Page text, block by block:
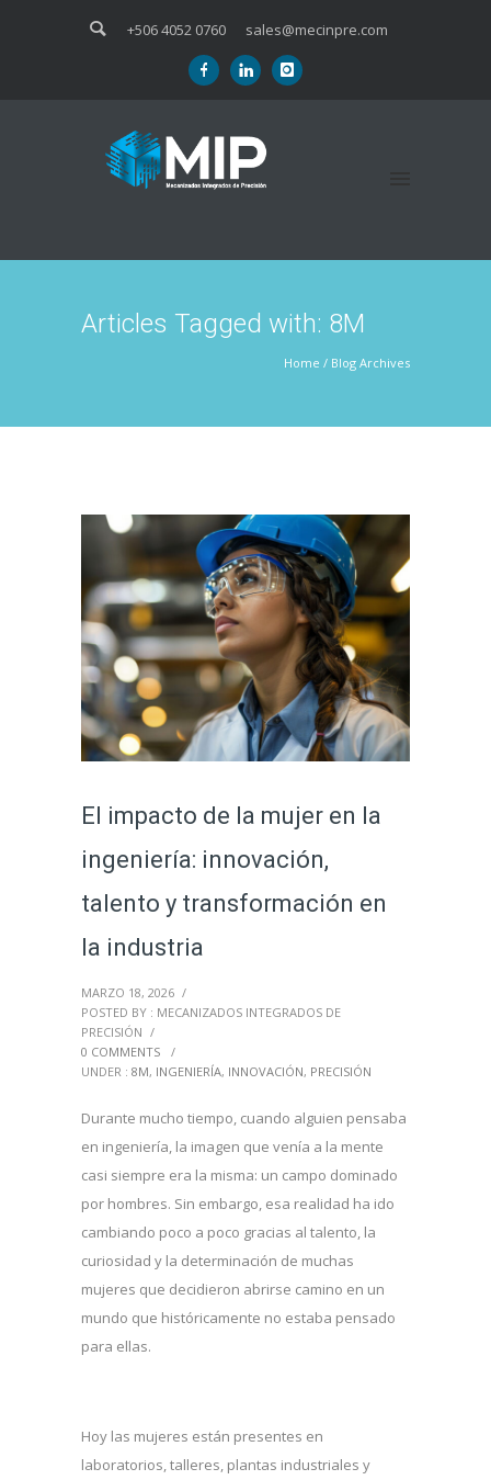
+506 4052 0760 sales@mecinpre.com
Articles Tagged with: 8M
Home / Blog Archives
El impacto de la mujer en la
ingeniería: innovación,
talento y transformación en
la industria
MARZO 18, 2026 /
POSTED BY : MECANIZADOS INTEGRADOS DE
PRECISIÓN /
0 COMMENTS
/
UNDER : 8M, INGENIERÍA, INNOVACIÓN, PRECISIÓN
Durante mucho tiempo, cuando alguien pensaba
en ingeniería, la imagen que venía a la mente
casi siempre era la misma: un campo dominado
por hombres. Sin embargo, esa realidad ha ido
cambiando poco a poco gracias al talento, la
curiosidad y la determinación de muchas
mujeres que decidieron abrirse camino en un
mundo que históricamente no estaba pensado
para ellas.
Hoy las mujeres están presentes en
laboratorios, talleres, plantas industriales y